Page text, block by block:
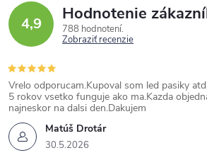
4,9 Hodnotenie
788 hodnotení
Zobraziť recenzie
Matúš Drotár
30.5.2026
Vrelo odporucam.Kupoval som led pasiky
5 rokov vsetko funguje ako ma.Kazda
najneskor na dalsi den.Dakujem